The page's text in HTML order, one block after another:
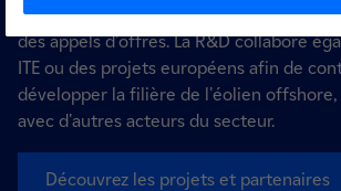
métiers du Groupe lorsqu'ils souhaitent
des appels d'offres. La R&D collabore
ITE ou des projets européens afin de
développer la filière de l'éolien
avec d'autres acteurs du secteur.
Découvrez les projets et partenaires